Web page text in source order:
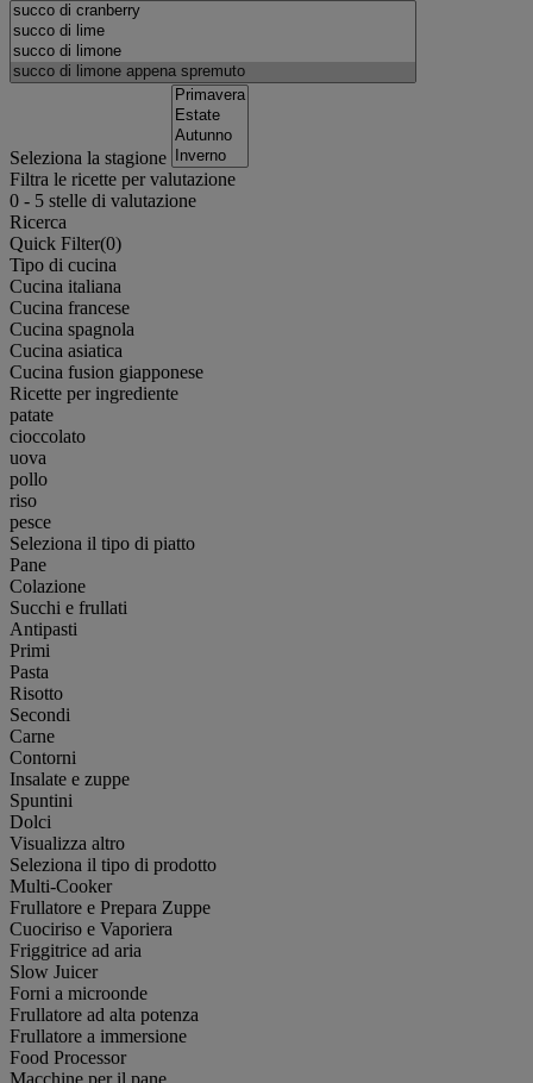
Seleziona la stagione
Filtra le ricette per valutazione
0 - 5 stelle di valutazione
Ricerca
Quick Filter(0)
Tipo di cucina
Cucina italiana
Cucina francese
Cucina spagnola
Cucina asiatica
Cucina fusion giapponese
Ricette per ingrediente
patate
cioccolato
uova
pollo
riso
pesce
Seleziona il tipo di piatto
Pane
Colazione
Succhi e frullati
Antipasti
Primi
Pasta
Risotto
Secondi
Carne
Contorni
Insalate e zuppe
Spuntini
Dolci
Visualizza altro
Seleziona il tipo di prodotto
Multi-Cooker
Frullatore e Prepara Zuppe
Cuociriso e Vaporiera
Friggitrice ad aria
Slow Juicer
Forni a microonde
Frullatore ad alta potenza
Frullatore a immersione
Food Processor
Macchine per il pane